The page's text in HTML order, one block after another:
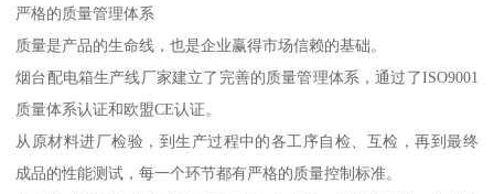
严格的质量管理体系
质量是产品的生命线，也是企业赢得市场信赖的基础。
烟台配电箱生产线厂家建立了完善的质量管理体系，通过了ISO9001
质量体系认证和欧盟CE认证。
从原材料进厂检验，到生产过程中的各工序自检、互检，再到最终
成品的性能测试，每一个环节都有严格的质量控制标准。